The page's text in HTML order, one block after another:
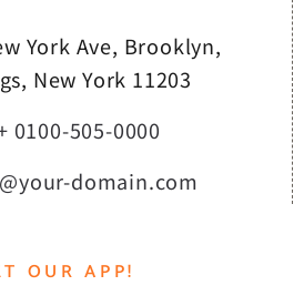
York Ave, Brooklyn,
New York 11203
0100-505-0000
domain.com
OUR APP!